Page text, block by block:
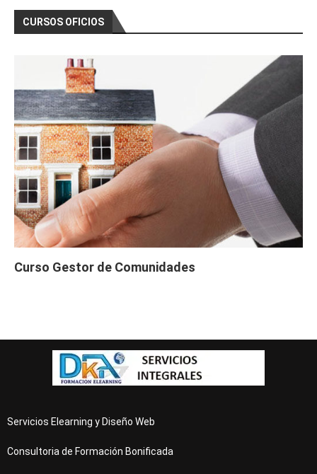
CURSOS OFICIOS
Curso Gestor de Comunidades
Servicios Elearning y Diseño Web
Consultoria de Formación Bonificada